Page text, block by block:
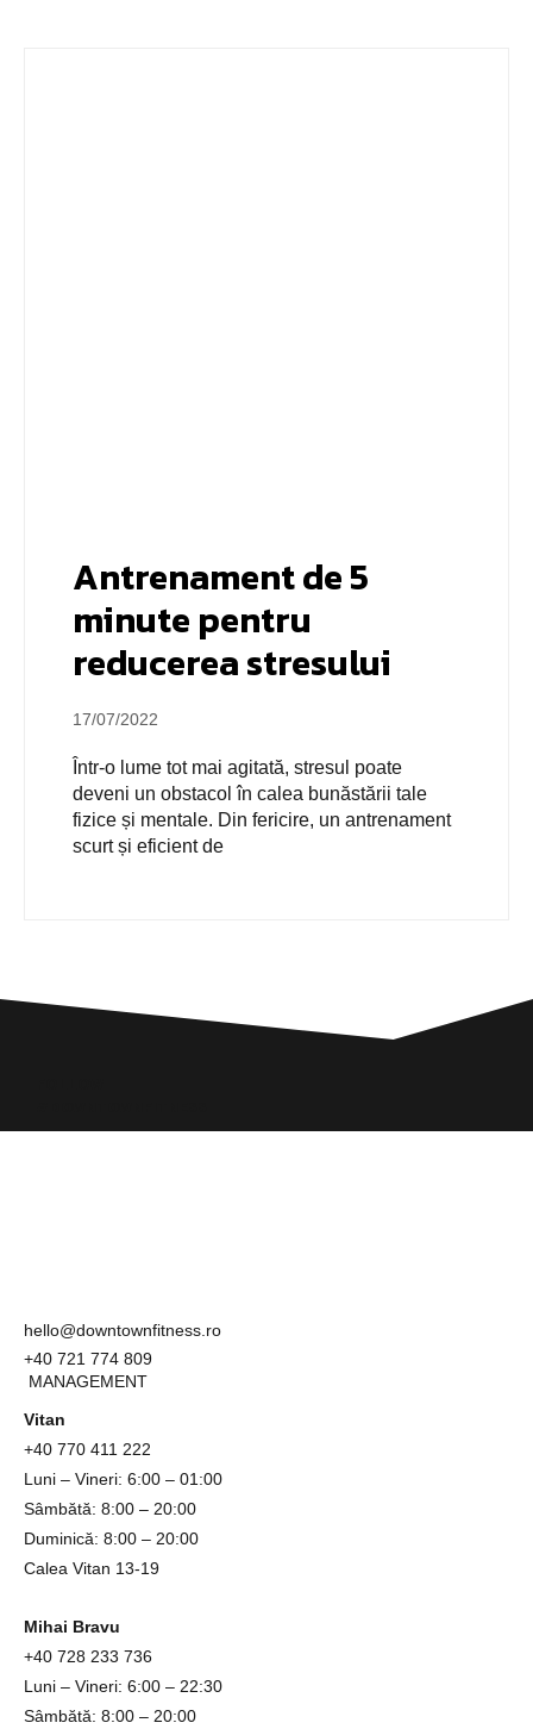
Antrenament de 5
minute pentru
reducerea stresului
17/07/2022
Într-o lume tot mai agitată, stresul poate
deveni un obstacol în calea bunăstării tale
fizice și mentale. Din fericire, un antrenament
scurt și eficient de
hello@downtownfitness.ro
+40 721 774 809
MANAGEMENT
Vitan
+40 770 411 222
Luni – Vineri: 6:00 – 01:00
Sâmbătă: 8:00 – 20:00
Duminică: 8:00 – 20:00
Calea Vitan 13-19
Mihai Bravu
+40 728 233 736
Luni – Vineri: 6:00 – 22:30
Sâmbătă: 8:00 – 20:00